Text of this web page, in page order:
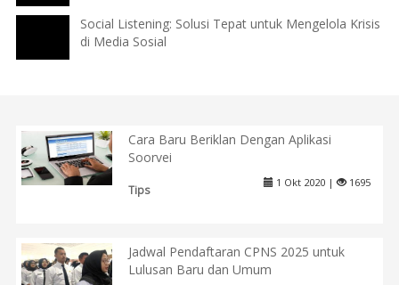
Social Listening: Solusi Tepat untuk Mengelola Krisis
di Media Sosial
Cara Baru Beriklan Dengan Aplikasi
Soorvei
Tips
1 Okt 2020 | 1695
Jadwal Pendaftaran CPNS 2025 untuk
Lulusan Baru dan Umum